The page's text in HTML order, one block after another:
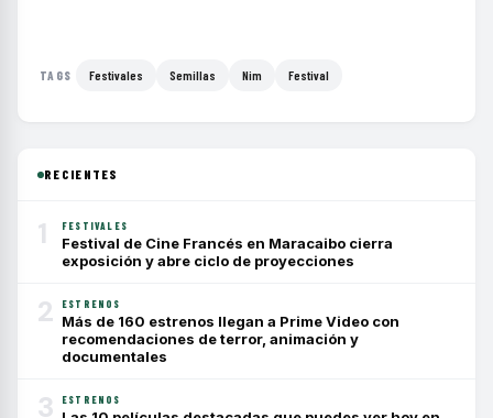
TAGS Festivales Semillas Nim Festival
RECIENTES
1 FESTIVALES
Festival de Cine Francés en Maracaibo cierra
exposición y abre ciclo de proyecciones
2 ESTRENOS
Más de 160 estrenos llegan a Prime Video con
recomendaciones de terror, animación y
documentales
3 ESTRENOS